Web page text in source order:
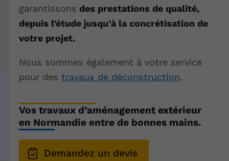
garantissons des prestations de qualité,
depuis l’étude jusqu’à la concrétisation de
votre projet.
Nous sommes également à votre service
pour destravaux de déconstruction.
Vos travaux d’aménagement extérieur
en Normandie entre de bonnes mains.
Demandez un devis